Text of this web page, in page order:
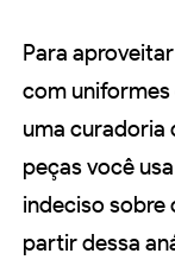
Para
com
uma curadoria
peças você
indeciso sobre
partir dessa